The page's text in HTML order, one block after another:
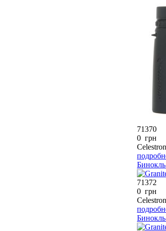
71370
0 грн
Celestron
71372
0 грн
Celestron